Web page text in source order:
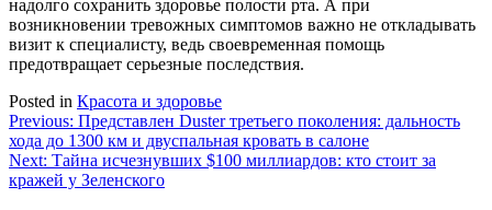
надолго сохранить здоровье полости рта. А при
возникновении тревожных симптомов важно не откладывать
визит к специалисту, ведь своевременная помощь
предотвращает серьезные последствия.
Posted in Красота и здоровье
Навигация
по
записям
Previous: Представлен Duster третьего поколения: дальность
хода до 1300 км и двуспальная кровать в салоне
Next: Тайна исчезнувших $100 миллиардов: кто стоит за
кражей у Зеленского